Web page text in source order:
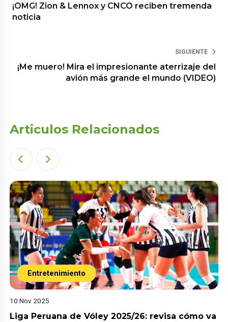
¡OMG! Zion & Lennox y CNCO reciben tremenda
noticia
SIGUIENTE
¡Me muero! Mira el impresionante aterrizaje del
avión más grande el mundo (VIDEO)
Articulos Relacionados
Entretenimiento
10 Nov 2025
Liga Peruana de Vóley 2025/26: revisa cómo va